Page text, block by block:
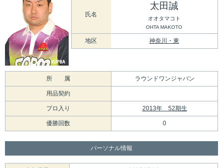
氏名
太田誠
オオタマコト
OHTA MAKOTO
地区 神奈川・東
所 属 ラウンドワンジャパン
用品契約
プロ入り 2013年 52期生
優勝回数 0
パーソナル情報